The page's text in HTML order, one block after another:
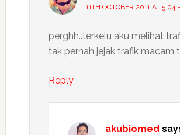
11TH OCTOBER 2011 AT 5:04
perghh..terkelu aku melihat
tak pernah jejak trafik macam
Reply
akubiomed